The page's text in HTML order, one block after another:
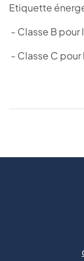
Etiquette
- Classe B
- Classe C